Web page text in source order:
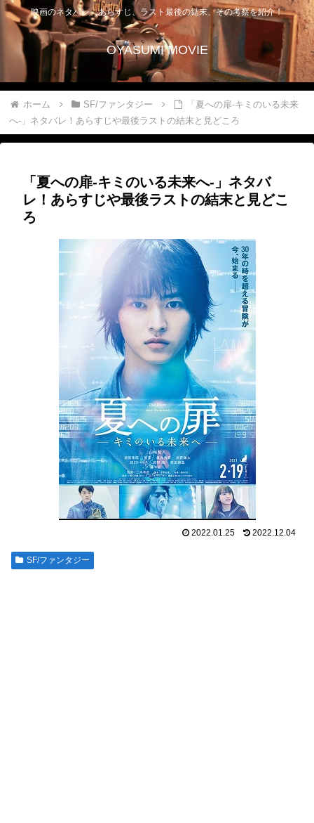
映画のネタバレ、あらすじ、ラスト最後の結末、その考察を紹介！
OYASUMI MOVIE
ホーム SF/ファンタジー
「夏への扉-キミのいる未来
へ-」ネタバレ！あらすじや最後ラストの結末と見どころ
「夏への扉-キミのいる未来へ-」ネタバ
レ！あらすじや最後ラストの結末と見どこ
ろ
2022.01.25 2022.12.04
SF/ファンタジー